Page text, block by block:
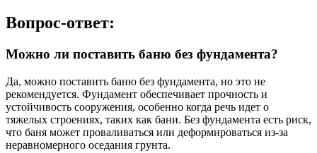
Вопрос-ответ:
Можно ли поставить баню без фундамента?
Да, можно поставить баню без фундамента, но это не
рекомендуется. Фундамент обеспечивает прочность и
устойчивость сооружения, особенно когда речь идет о
тяжелых строениях, таких как бани. Без фундамента есть риск,
что баня может проваливаться или деформироваться из-за
неравномерного оседания грунта.